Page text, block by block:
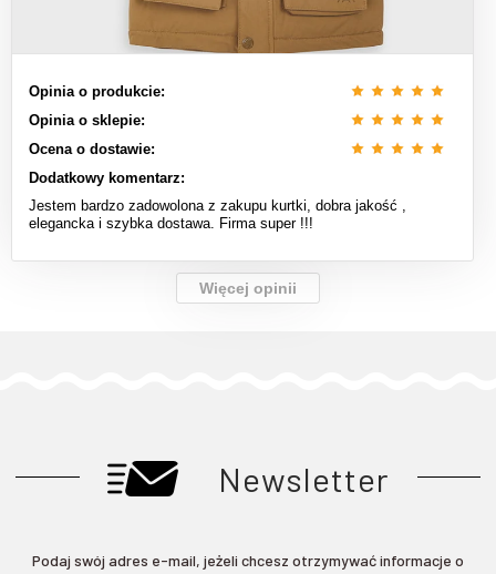
Opinia o produkcie:
Opinia o sklepie:
Ocena o dostawie:
Dodatkowy komentarz:
Jestem bardzo zadowolona z zakupu kurtki, dobra jakość ,
elegancka i szybka dostawa. Firma super !!!
Więcej opinii
Newsletter
Podaj swój adres e-mail, jeżeli chcesz otrzymywać informacje o